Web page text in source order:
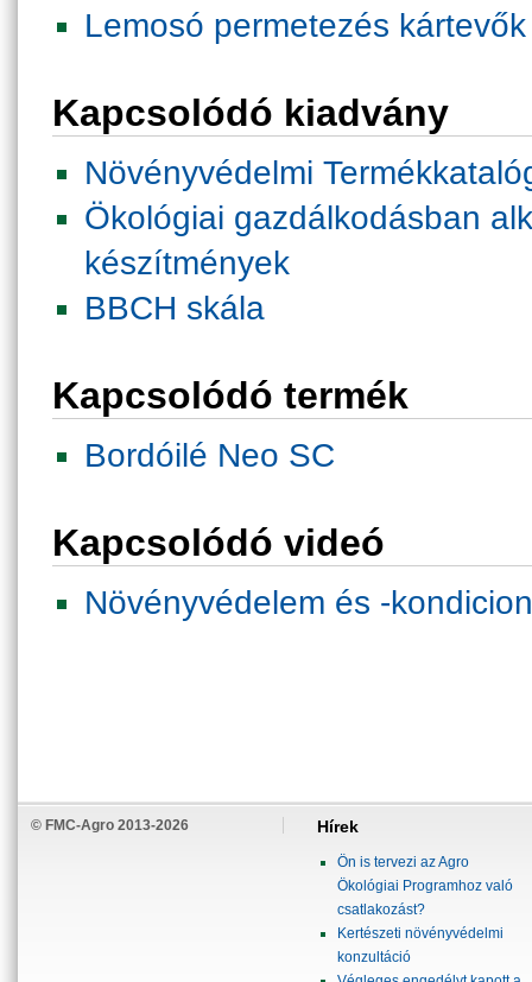
Lemosó permetezés
Kapcsolódó kiadvány
Növényvédelmi
Ökológiai gazdálkodásban
készítmények
BBCH skála
Kapcsolódó termék
Bordóilé Neo SC
Kapcsolódó videó
Növényvédelem és -
© FMC-Agro 2013-2026 Hírek
Ön is tervezi az Agro
Ökológiai Programhoz való
csatlakozást?
Kertészeti növényvédelmi
konzultáció